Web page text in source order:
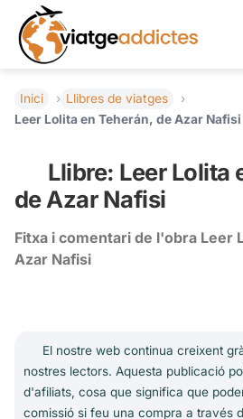
Inici
Llibres de viatges
Leer Lolita en Teherán, de Azar Nafisi
Llibre: Leer Lolita
de Azar Nafisi
Fitxa i comentari de l'obra Leer
Azar Nafisi
El nostre web continua creixent
nostres lectors. Aquesta publicació
d'afiliats, cosa que significa que
comissió si feu una compra a través